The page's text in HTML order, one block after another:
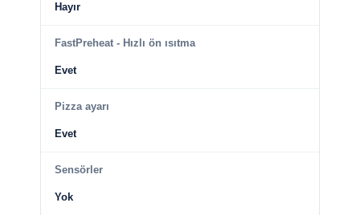
Hayır
FastPreheat - Hızlı ön ısıtma
Evet
Pizza ayarı
Evet
Sensörler
Yok